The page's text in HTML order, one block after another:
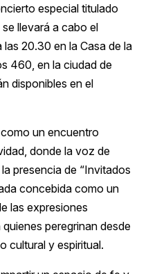
especial titulado
llevará a cabo el
20.30 en la Casa de la
460, en la ciudad de
disponibles en el
un encuentro
donde la voz de
presencia de “Invitados
concebida como un
las expresiones
peregrinan desde
cultural y espiritual.